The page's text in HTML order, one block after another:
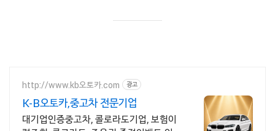
http://www.kb오토카.com 광고
K-B오토카,중고차 전문기업
대기업인증중고차, 콜로라도기업, 보험이